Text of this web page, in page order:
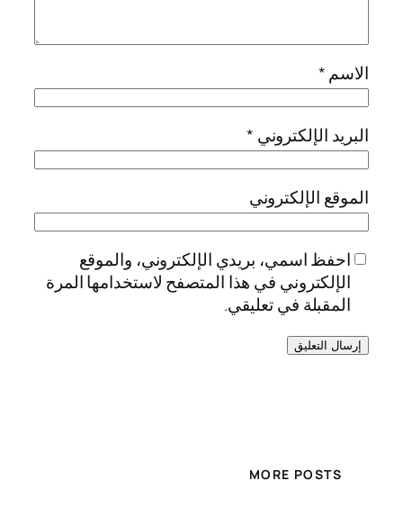
الاسم*
البريد الإلكتروني *
الموقع الإلكتروني
احفظ اسمي، بريدي الإلكتروني، والموقع
الإلكتروني في هذا المتصفح لاستخدامها المرة
المقبلة في تعليقي.
MORE POSTS